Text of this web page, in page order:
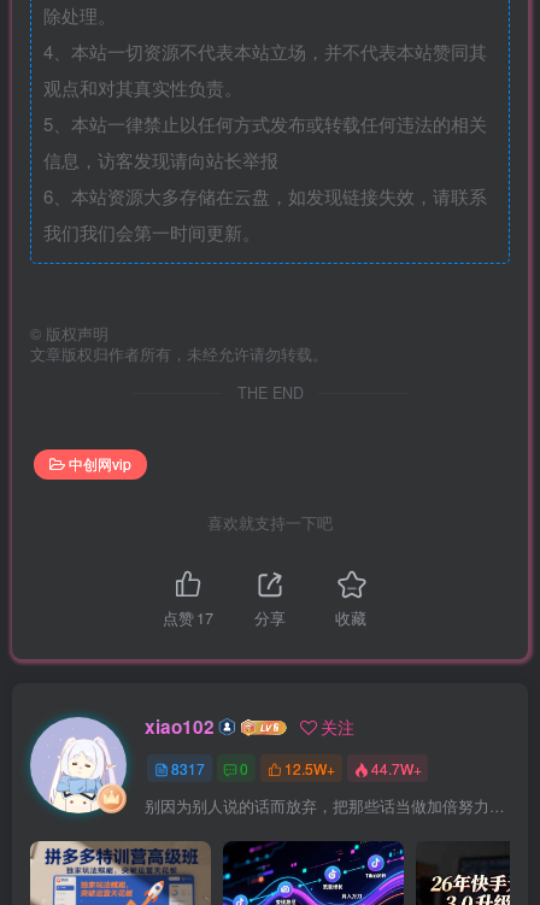
除处理。
4、本站一切资源不代表本站立场，并不代表本站赞同其
观点和对其真实性负责。
5、本站一律禁止以任何方式发布或转载任何违法的相关
信息，访客发现请向站长举报
6、本站资源大多存储在云盘，如发现链接失效，请联系
我们我们会第一时间更新。
© 版权声明
文章版权归作者所有，未经允许请勿转载。
THE END
中创网vip
喜欢就支持一下吧
点赞17 分享 收藏
xiao102 关注
8317 0 12.5W+ 44.7W+
别因为别人说的话而放弃，把那些话当做加倍努力的动力